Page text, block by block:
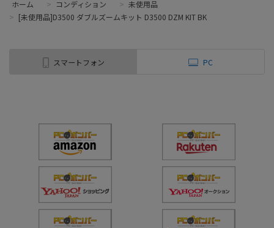
ホーム
> コンディション > 未使用品
> [未使用品]D3500 ダブルズームキット D3500 DZM KIT BK
スマートフォン PC